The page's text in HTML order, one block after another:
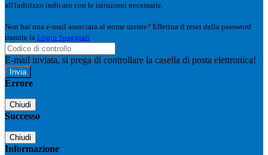
all'indirizzo indicato con le istruzioni necessarie.
Non hai una e-mail associata al nome utente? Effettua il reset della password
tramite la Login Spaggiari
E-mail inviata, si prega di controllare la casella di posta elettronica!
Errore
Chiudi
Successo
Chiudi
Informazione